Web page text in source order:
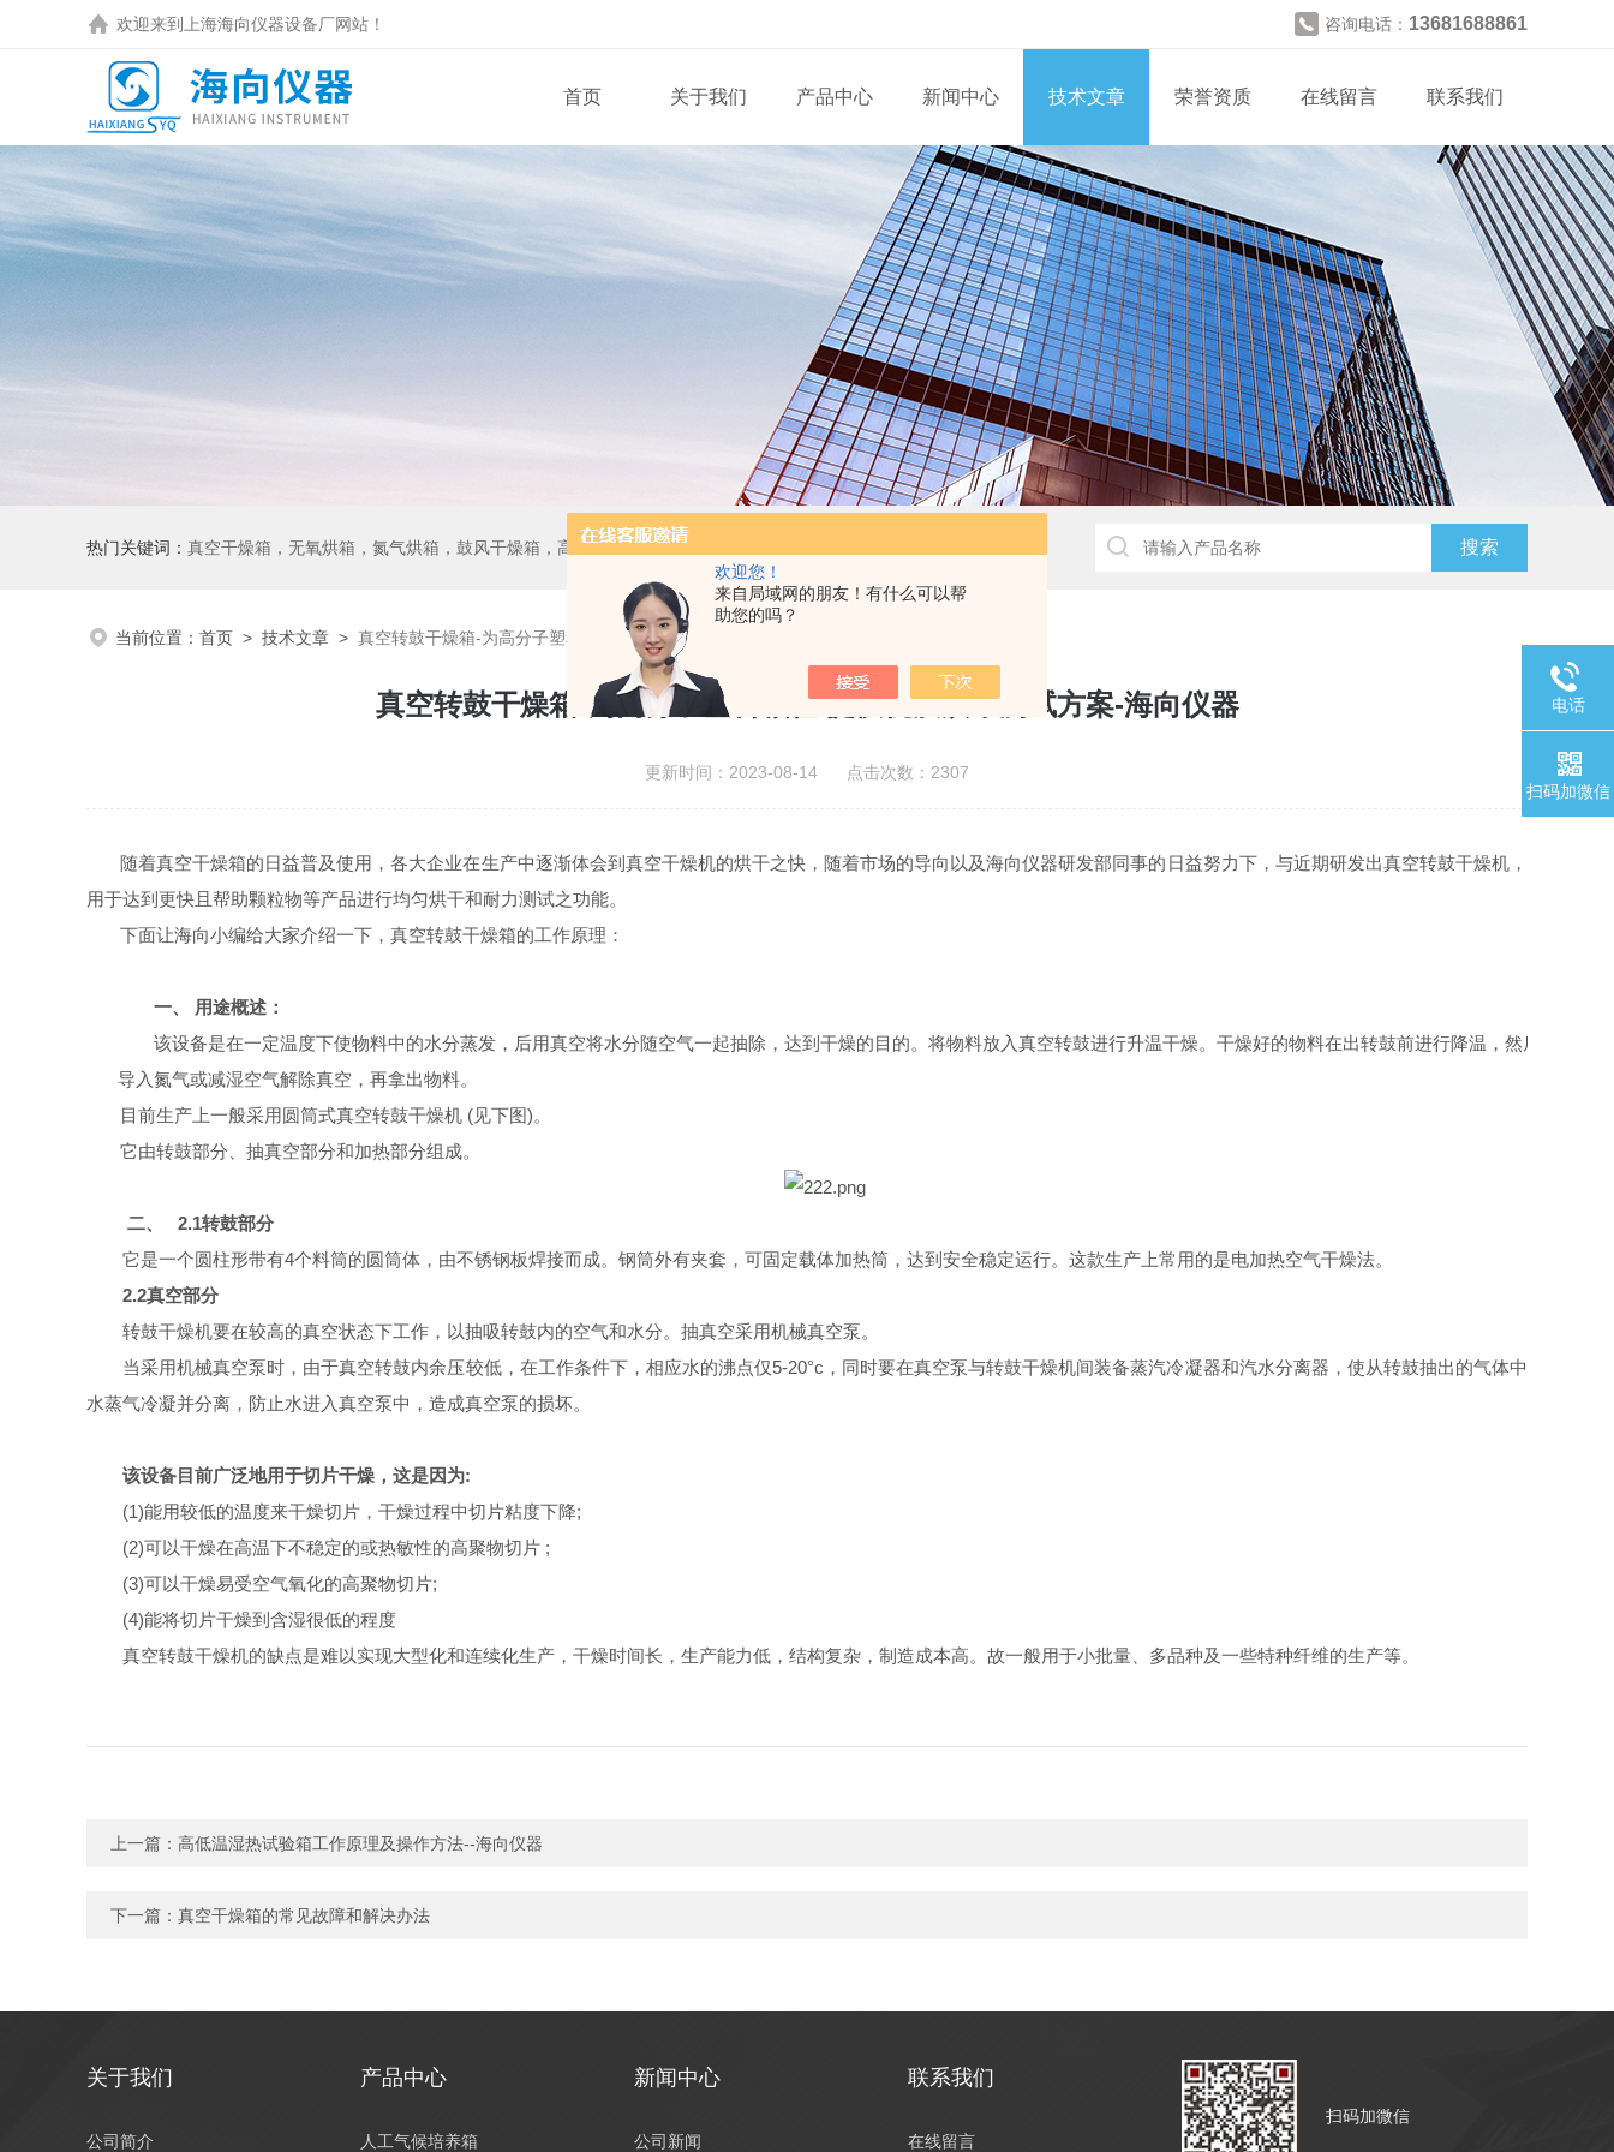
欢迎您！
来自局域网的朋友！有什么可以帮
助您的吗？
欢迎来到 上海海向仪器设备厂网站！ 咨询电话： 13681688861
首页 关于我们 产品中心 新闻中心 技术文章 荣誉资质 在线留言 联系我们
热门关键词： 真空干燥箱，无氧烘箱，氮气烘箱，鼓风干燥箱，高温烘箱，二氧化碳培养箱、生化培养箱、三气培养箱、恒温恒湿箱、高低温试验箱
当前位置： 首页 > 技术文章 > 真空转鼓干燥箱-为高分子塑料颗粒 提供优质烘干测试方案-海向仪器
真空转鼓干燥箱-为高分子塑料颗粒 提供优质烘干测试方案-海向仪器
更新时间：2023-08-14 点击次数：2307
随着真空干燥箱的日益普及使用，各大企业在生产中逐渐体会到真空干燥机的烘干之快，随着市场的导向以及海向仪器研发部同事的日益努力下，与近期研发出真空转鼓干燥机，
用于达到更快且帮助颗粒物等产品进行均匀烘干和耐力测试之功能。
下面让海向小编给大家介绍一下，真空转鼓干燥箱的工作原理：
一、
用途概述：
该设备是在一定温度下使物料中的水分蒸发，后用真空将水分随空气一起抽除，达到干燥的目的。将物料放入真空转鼓进行升温干燥。干燥好的物料在出转鼓前进行降温，然后，
导入氮气或减湿空气解除真空，再拿出物料。
目前生产上一般采用圆筒式真空转鼓干燥机 (见下图)。
它由转鼓部分、抽真空部分和加热部分组成。
二、 2.1转鼓部分
它是一个圆柱形带有4个料筒的圆筒体，由不锈钢板焊接而成。钢筒外有夹套，可固定载体加热筒，达到安全稳定运行。这款生产上常用的是电加热空气干燥法。
2.2真空部分
转鼓干燥机要在较高的真空状态下工作，以抽吸转鼓内的空气和水分。抽真空采用机械真空泵。
当采用机械真空泵时，由于真空转鼓内余压较低，在工作条件下，相应水的沸点仅5-20°c，同时要在真空泵与转鼓干燥机间装备蒸汽冷凝器和汽水分离器，使从转鼓抽出的气体中
水蒸气冷凝并分离，防止水进入真空泵中，造成真空泵的损坏。
该设备目前广泛地用于切片干燥，这是因为:
(1)能用较低的温度来干燥切片，干燥过程中切片粘度下降;
(2)可以干燥在高温下不稳定的或热敏性的高聚物切片 ;
(3)可以干燥易受空气氧化的高聚物切片;
(4)能将切片干燥到含湿很低的程度
真空转鼓干燥机的缺点是难以实现大型化和连续化生产，干燥时间长，生产能力低，结构复杂，制造成本高。故一般用于小批量、多品种及一些特种纤维的生产等。
上一篇： 高低温湿热试验箱工作原理及操作方法--海向仪器
下一篇： 真空干燥箱的常见故障和解决办法
关于我们
公司简介
产品中心
人工气候培养箱
新闻中心
公司新闻
联系我们
在线留言
扫码加微信
电话
扫码加微信